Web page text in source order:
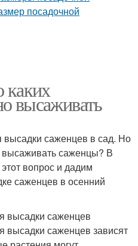
каких
высаживать
саженцев в сад. Но
высаживать саженцы? В
вопрос и дадим
саженцев в осенний
высадки саженцев
высадки саженцев зависят